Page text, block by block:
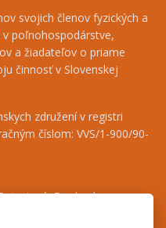
svojich členov fyzických a
poľnohospodárstve,
a žiadateľov o priame
činnosť v Slovenskej
združení v registri
číslom: VVS/1-900/90-
Predseda
tel.: +421 948 036 719